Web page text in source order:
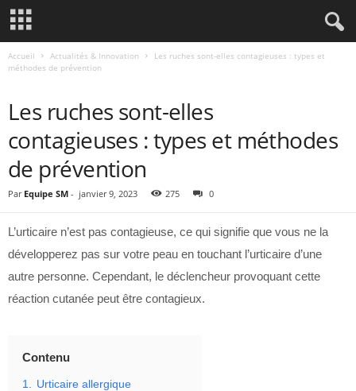
Accueil Actualités & Innovation
Les ruches sont-elles contagieuses : types et
méthodes de prévention
Les ruches sont-elles
contagieuses : types et méthodes
de prévention
Par Equipe SM - janvier 9, 2023 275 0
L’urticaire n’est pas contagieuse, ce qui signifie que vous ne la
développerez pas sur votre peau en touchant l’urticaire d’une
autre personne. Cependant, le déclencheur provoquant cette
réaction cutanée peut être contagieux.
Contenu
1. Urticaire allergique